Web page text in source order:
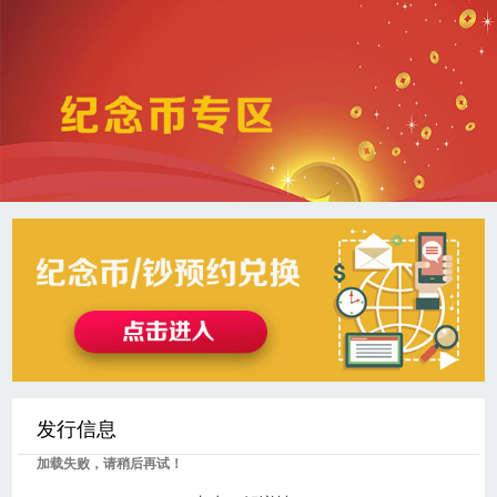
发行信息
加载失败，请稍后再试！